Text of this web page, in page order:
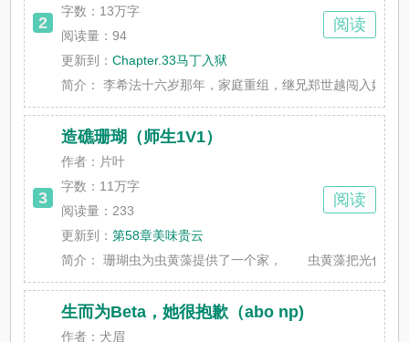
2
字数： 13万字
阅读量：94
更新到：Chapter.33马丁入狱
简介：
李希法十六岁那年，家庭重组，继兄郑世越闯入她的
阅读
3
造礁珊瑚（师生1V1）
作者：片叶
字数： 11万字
阅读量：233
更新到：第58章美味贵云
简介：
珊瑚虫为虫黄藻提供了一个家， 虫黄藻把光化成
阅读
生而为Beta，她很抱歉（abo np)
作者：犬眉